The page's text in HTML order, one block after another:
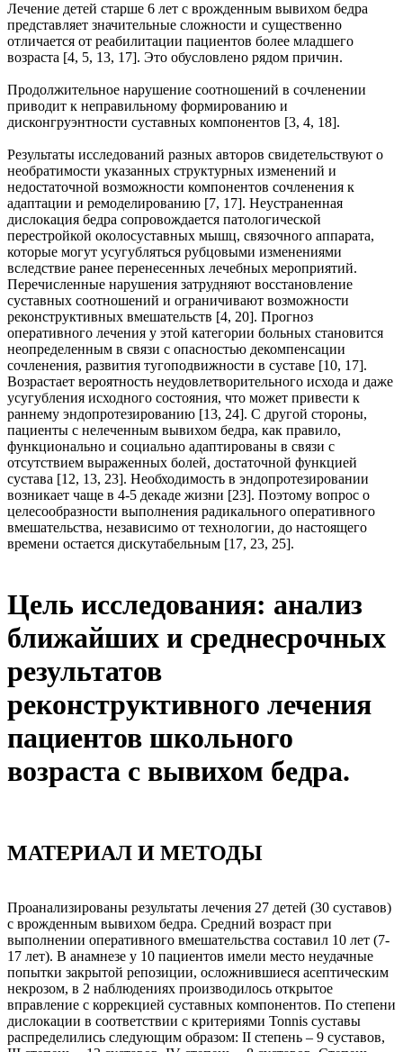
Лечение детей старше 6 лет с врожденным вывихом бедра
представляет значительные сложности и существенно
отличается от реабилитации пациентов более младшего
возраста [4, 5, 13, 17]. Это обусловлено рядом причин.
Продолжительное нарушение соотношений в сочленении
приводит к неправильному формированию и
дисконгруэнтности суставных компонентов [3, 4, 18].
Результаты исследований разных авторов свидетельствуют о
необратимости указанных структурных изменений и
недостаточной возможности компонентов сочленения к
адаптации и ремоделированию [7, 17]. Неустраненная
дислокация бедра сопровождается патологической
перестройкой околосуставных мышц, связочного аппарата,
которые могут усугубляться рубцовыми изменениями
вследствие ранее перенесенных лечебных мероприятий.
Перечисленные нарушения затрудняют восстановление
суставных соотношений и ограничивают возможности
реконструктивных вмешательств [4, 20]. Прогноз
оперативного лечения у этой категории больных становится
неопределенным в связи с опасностью декомпенсации
сочленения, развития тугоподвижности в суставе [10, 17].
Возрастает вероятность неудовлетворительного исхода и даже
усугубления исходного состояния, что может привести к
раннему эндопротезированию [13, 24]. С другой стороны,
пациенты с нелеченным вывихом бедра, как правило,
функционально и социально адаптированы в связи с
отсутствием выраженных болей, достаточной функцией
сустава [12, 13, 23]. Необходимость в эндопротезировании
возникает чаще в 4-5 декаде жизни [23]. Поэтому вопрос о
целесообразности выполнения радикального оперативного
вмешательства, независимо от технологии, до настоящего
времени остается дискутабельным [17, 23, 25].
Цель исследования: анализ
ближайших и среднесрочных
результатов
реконструктивного лечения
пациентов школьного
возраста с вывихом бедра.
МАТЕРИАЛ И МЕТОДЫ
Проанализированы результаты лечения 27 детей (30 суставов)
с врожденным вывихом бедра. Средний возраст при
выполнении оперативного вмешательства составил 10 лет (7-
17 лет). В анамнезе у 10 пациентов имели место неудачные
попытки закрытой репозиции, осложнившиеся асептическим
некрозом, в 2 наблюдениях производилось открытое
вправление с коррекцией суставных компонентов. По степени
дислокации в соответствии с критериями Tonnis суставы
распределились следующим образом: II степень – 9 суставов,